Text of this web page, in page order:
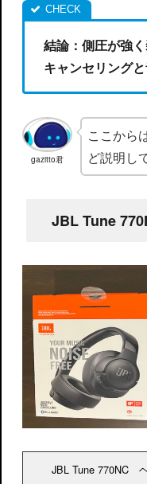
結論：側圧が強
キャンセリング
gazitto君
ここから
ど説明し
JBL Tune
JBL Tune 770NC